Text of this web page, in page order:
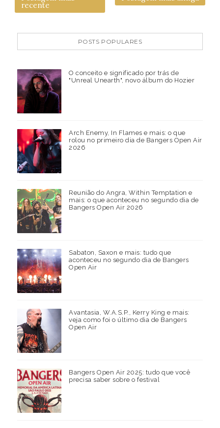
recente
POSTS POPULARES
O conceito e significado por trás de
"Unreal Unearth", novo álbum do Hozier
Arch Enemy, In Flames e mais: o que
rolou no primeiro dia de Bangers Open Air
2026
Reunião do Angra, Within Temptation e
mais: o que aconteceu no segundo dia de
Bangers Open Air 2026
Sabaton, Saxon e mais: tudo que
aconteceu no segundo dia de Bangers
Open Air
Avantasia, W.A.S.P., Kerry King e mais:
veja como foi o último dia de Bangers
Open Air
Bangers Open Air 2025: tudo que você
precisa saber sobre o festival